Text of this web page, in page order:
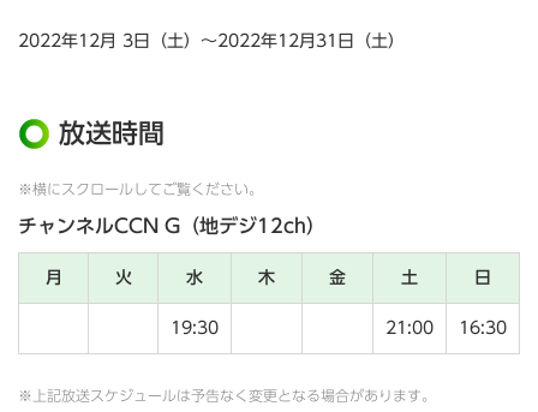
2022年12月 3日（土）～2022年12月31日（土）
放送時間
※横にスクロールしてご覧ください。
チャンネルCCN G（地デジ12ch）
月 火 水 木 金 土 日
19:30 21:00 16:30
※上記放送スケジュールは予告なく変更となる場合があります。